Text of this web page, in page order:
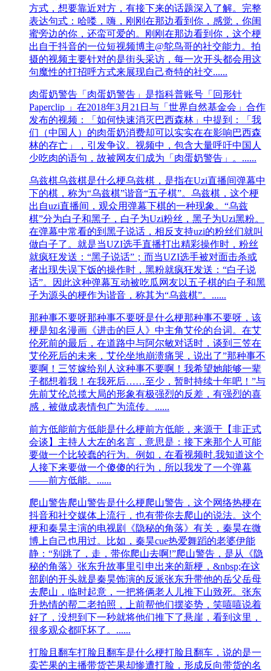
方式，想要靠近对方，有接下来的话题深入了解。完整
表达句式：哈喽，嗨，刚刚在那边看到你，感觉，你闺
蜜旁边的你，还蛮可爱的。刚刚在那边看到你，这个梗
出自于抖音的一位短视频博主@鸵鸟哥的社交能力。拍
摄的视频主要针对的是街头采访，每一次开头都会用这
句魔性的打招呼方式来展现自己奇特的社交......
肉蛋奶警告 「肉蛋奶警告」是指科普账号「回形针
Paperclip 」在2018年3月21日与「世界自然基金会」合作
发布的视频：「如何快速消灭巴西森林」中提到：「我
们（中国人）的肉蛋奶消费却可以实实在在影响巴西森
林的存亡」，引发争议。视频中，包含大量呼吁中国人
少吃肉的语句，故被网友们成为「肉蛋奶警告」。......
乌兹棋乌兹棋是什么梗乌兹棋，是指在Uzi直播间弹幕中
下的棋，称为“乌兹棋”谐音“五子棋”。乌兹棋，这个梗
出自uzi直播间，观众用弹幕下棋的一种现象。“乌兹
棋”分为白子和黑子，白子为Uzi粉丝，黑子为Uzi黑粉。
在弹幕中常看的到黑子说话，相反支持uzi的粉丝们就叫
做白子了。就是当UZI选手直播打出精彩操作时，粉丝
就疯狂发送：“黑子说话”；而当UZI选手被对面击杀或
者出现失误下饭的操作时，黑粉就疯狂发送：“白子说
话”。因此这种弹幕互动被吃瓜网友以五子棋的白子和黑
子为源头的梗作为谐音，称其为“乌兹棋”。......
那种事不要呀那种事不要呀是什么梗那种事不要呀，该
梗是知名‌‌‌‌‌‌‌‌‌‌漫画《进击的巨人》中主角艾伦的台词。在艾
伦死前的最后，在道路中与阿尔敏对话时，谈到三笠在
艾伦死后的未来，艾伦坐地崩溃痛哭，说出了”那种事不
要啊！三笠嫁给别人这种事不要啊！我希望她能够一辈
子都想着我！在我死后……至少，暂时持续十年吧！”与
先前艾伦总揽大局的形象有极强烈的反差，有强烈的喜
感，被做成表情包广为流传。......
前方低能前方低能是什么梗前方低能，来源于【非正式
会谈】主持人大左的名言，意思是：接下来那个人可能
要做一个比较蠢的行为。例如，在看视频时.我知道这个
人接下来要做一个傻傻的行为，所以我发了一个弹幕
——前方低能。......
爬山警告爬山警告是什么梗爬山警告，这个网络热梗在
抖音和社交媒体上流行，也有带你去爬山的说法。这个
梗和秦昊主演的电视剧《隐秘的角落》有关，秦昊在微
博上自己也用过。比如，秦昊cue热爱舞蹈的老婆伊能
静：“别跳了，走，带你爬山去啊!”爬山警告，是从《隐
秘的角落》张东升故事里引申出来的新梗，&nbsp;在这
部剧的开头就是秦昊饰演的反派张东升带他的岳父岳母
去爬山，临时起意，一把将俩老人儿推下山致死。张东
升热情的帮二老拍照，上前帮他们摆姿势，笑嘻嘻说着
好了，没想到下一秒就将他们推下了悬崖，看到这里，
很多观众都吓坏了。......
打脸且翻车打脸且翻车是什么梗打脸且翻车，说的是一
卖芒果的主播带货芒果却惨遭打脸，形成反向带货的名